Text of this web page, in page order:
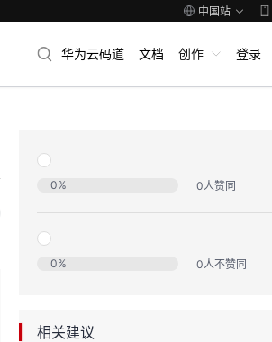
中国站
华为云码道 文档 创作 登录
0% 0人赞同
0% 0人不赞同
相关建议